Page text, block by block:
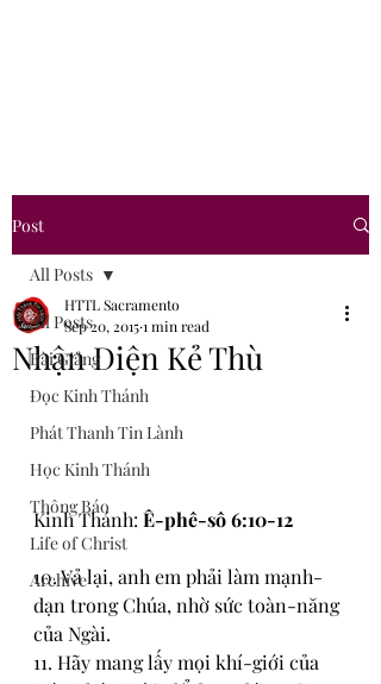
Post
All Posts
Bài Giảng
Đọc Kinh Thánh
Phát Thanh Tin Lành
Học Kinh Thánh
Thông Báo
Life of Christ
Archive
All Posts
Nhận Diện Kẻ Thù
HTTL Sacramento
Sep 20, 20151 min read
Kinh Thánh: Ê-phê-sô 6:10-12
10. Vả lại, anh em phải làm mạnh-
dạn trong Chúa, nhờ sức toàn-năng
của Ngài.
11. Hãy mang lấy mọi khí-giới của